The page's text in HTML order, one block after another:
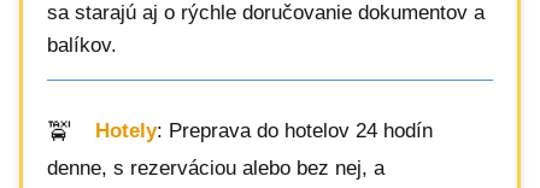
sa starajú aj o rýchle doručovanie dokumentov a
balíkov.
Hotely: Preprava do hotelov 24 hodín
denne, s rezerváciou alebo bez nej, a